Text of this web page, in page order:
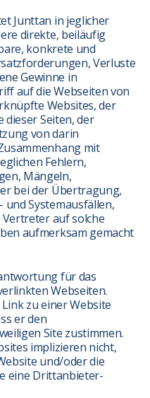
Junttan in jeglicher
direkte, beiläufig
konkrete und
Verluste
Gewinne in
auf die Webseiten von
Websites, der
Seiten, der
von darin
mit
Fehlern,
Mängeln,
bei der Übertragung,
Systemausfällen,
auf solche
aufmerksam gemacht
für das
Webseiten.
zu einer Website
er den
Site zustimmen.
implizieren nicht,
und/oder die
eine Drittanbieter-